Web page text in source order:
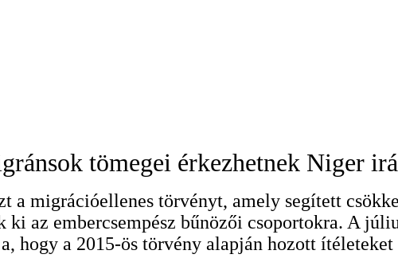
tömegei érkezhetnek Niger
a migrációellenes törvényt, amely segített
ki az embercsempész bűnözői csoportokra. A
hogy a 2015-ös törvény alapján hozott